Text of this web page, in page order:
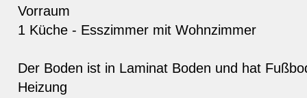
Vorraum
1 Küche - Esszimmer mit Wohnzimmer
Der Boden ist in Laminat Boden und hat
Heizung